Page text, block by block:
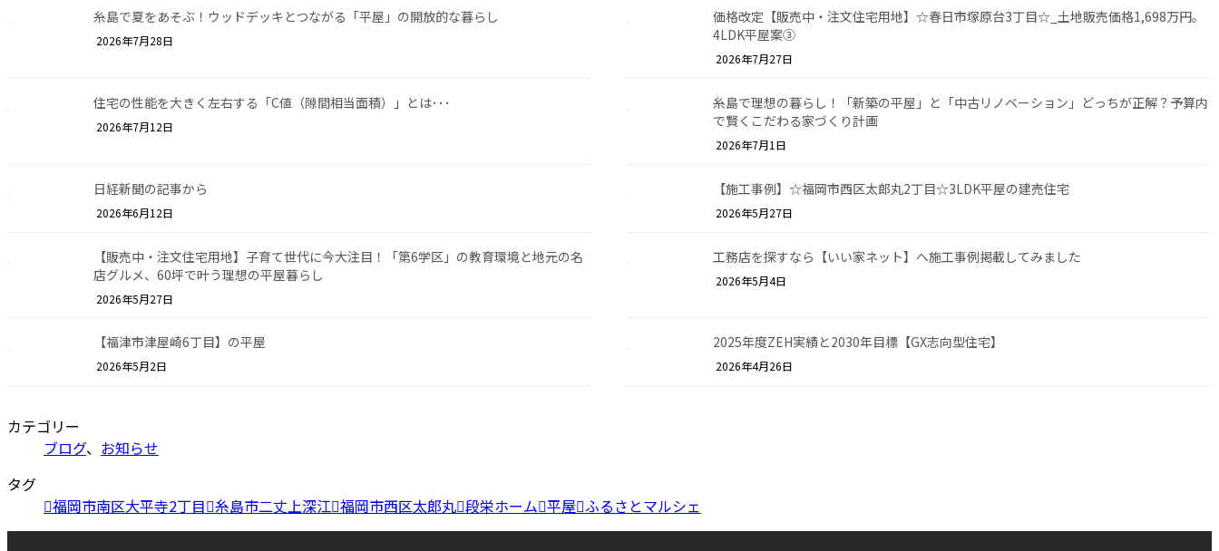
糸島で夏をあそぶ！ウッドデッキとつながる「平屋」の開放的な暮らし
2026年7月28日
価格改定【販売中・注文住宅用地】☆春日市塚原台3丁目☆_土地販売価格1,698万円。
4LDK平屋案③
2026年7月27日
住宅の性能を大きく左右する「C値（隙間相当面積）」とは･･･
2026年7月12日
糸島で理想の暮らし！「新築の平屋」と「中古リノベーション」どっちが正解？予算内
で賢くこだわる家づくり計画
2026年7月1日
日経新聞の記事から
2026年6月12日
【施工事例】☆福岡市西区太郎丸2丁目☆3LDK平屋の建売住宅
2026年5月27日
【販売中・注文住宅用地】子育て世代に今大注目！「第6学区」の教育環境と地元の名
店グルメ、60坪で叶う理想の平屋暮らし
2026年5月27日
工務店を探すなら【いい家ネット】へ施工事例掲載してみました
2026年5月4日
【福津市津屋崎6丁目】の平屋
2026年5月2日
2025年度ZEH実績と2030年目標【GX志向型住宅】
2026年4月26日
カテゴリー
ブログ、 お知らせ
タグ
福岡市南区大平寺2丁目 糸島市二丈上深江 福岡市西区太郎丸 段栄ホーム 平屋 ふるさとマルシェ